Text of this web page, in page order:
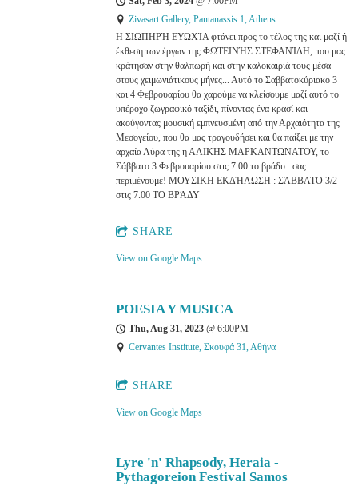
Zivasart Gallery, Pantanassis 1, Athens
Η ΣΙΩΠΗΡΉ ΕΥΩΧΊΑ φτάνει προς το τέλος της και μαζί ή
έκθεση των έργων της ΦΩΤΕΙΝΉΣ ΣΤΕΦΑΝΊΔΗ, που μας
κράτησαν στην θαλπωρή και στην καλοκαιριά τους μέσα
στους χειμωνιάτικους μήνες... Αυτό το Σαββατοκύριακο 3
και 4 Φεβρουαρίου θα χαρούμε να κλείσουμε μαζί αυτό το
υπέροχο ζωγραφικό ταξίδι, πίνοντας ένα κρασί και
ακούγοντας μουσική εμπνευσμένη από την Αρχαιότητα της
Μεσογείου, που θα μας τραγουδήσει και θα παίξει με την
αρχαία Λύρα της η ΑΛΙKHΣ ΜΑΡΚΑΝΤΩΝΑΤΟΥ, το
Σάββατο 3 Φεβρουαρίου στις 7:00 το βράδυ...σας
περιμένουμε! ΜΟΥΣΙΚΗ ΕΚΔΉΛΩΣΗ : ΣΆΒΒΑΤΟ 3/2
στις 7.00 ΤΟ ΒΡΆΔΥ
SHARE
View on Google Maps
POESIA Y MUSICA
Thu, Aug 31, 2023@ 6:00PM
Cervantes Institute, Σκουφά 31, Αθήνα
SHARE
View on Google Maps
Lyre 'n' Rhapsody, Heraia -
Pythagoreion Festival Samos